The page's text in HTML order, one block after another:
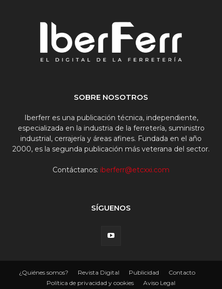
SOBRE NOSOTROS
Iberferr es una publicación técnica, independiente,
especializada en la industria de la ferretería, suministro
industrial, cerrajería y áreas afines. Fundada en el año
2000, es la segunda publicación más veterana del sector.
Contáctanos: iberferr@etcxxi.com
SÍGUENOS
¿Quiénes somos? Revista Digital Publicidad
Contacto
Política de privacidad y cookies
Aviso Legal